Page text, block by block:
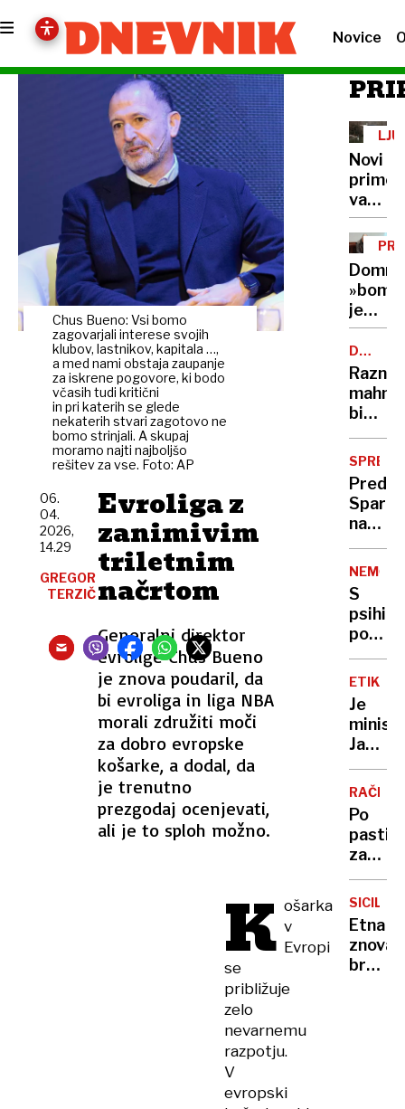
Novice
Chus Bueno: Vsi bomo
zagovarjali interese svojih
klubov, lastnikov, kapitala …,
a med nami obstaja zaupanje
za iskrene pogovore, ki bodo
včasih tudi kritični
in pri katerih se glede
nekaterih stvari zagotovo ne
bomo strinjali. A skupaj
moramo najti najboljšo
rešitev za vse. Foto: AP
Evroliga z
zanimivim
triletnim
načrtom
Generalni direktor
evrolige Chus Bueno
je znova poudaril, da
bi evroliga in liga NBA
morali združiti moči
za dobro evropske
košarke, a dodal, da
je trenutno
prezgodaj ocenjevati,
ali je to sploh možno.
06.
04.
2026,
14.29
GREGOR
TERZIČ
K ošarka
v
Evropi
se
približuje
zelo
nevarnemu
razpotju.
V
evropski
Novi
primer
izginila
še
ribe
je
rešila
DNK
DELITEV
Razni
bi
kar
Pred
na
Viču
nov
režim:
tri
ure
nato
tri
evre
na
S
v
vrnitev
stala
195
ETIKA
Je
Janez
Cigler
Kralj
le
ali
tudi
RAČE
Po
pasti
za
ovadili
štiri
SICILIJA
Etna
znova
bruha: